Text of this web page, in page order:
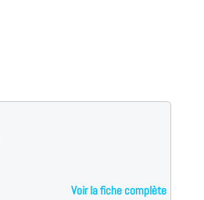
Voir la fiche complète